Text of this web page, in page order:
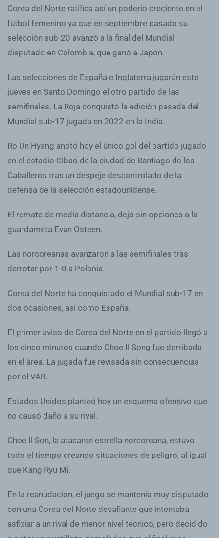
Corea del Norte ratifica así un poderío creciente en el
fútbol femenino ya que en septiembre pasado su
selección sub-20 avanzó a la final del Mundial
disputado en Colombia, que ganó a Japón.
Las selecciones de España e Inglaterra jugarán este
jueves en Santo Domingo el otro partido de las
semifinales. La Roja conquistó la edición pasada del
Mundial sub-17 jugada en 2022 en la India.
Ro Un Hyang anotó hoy el único gol del partido jugado
en el estadio Cibao de la ciudad de Santiago de los
Caballeros tras un despeje descontrolado de la
defensa de la selección estadounidense.
El remate de media distancia, dejó sin opciones a la
guardameta Evan Osteen.
Las norcoreanas avanzaron a las semifinales tras
derrotar por 1-0 a Polonia.
Corea del Norte ha conquistado el Mundial sub-17 en
dos ocasiones, así como España.
El primer aviso de Corea del Norte en el partido llegó a
los cinco minutos cuando Choe Il Song fue derribada
en el área. La jugada fue revisada sin consecuencias
por el VAR.
Estados Unidos planteó hoy un esquema ofensivo que
no causó daño a su rival.
Choe Il Son, la atacante estrella norcoreana, estuvo
todo el tiempo creando situaciones de peligro, al igual
que Kang Ryu Mi.
En la reanudación, el juego se mantenía muy disputado
con una Corea del Norte desafiante que intentaba
asfixiar a un rival de menor nivel técnico, pero decidido